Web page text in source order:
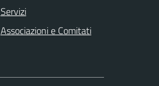
Servizi
Associazioni e Comitati